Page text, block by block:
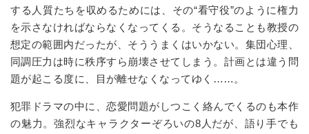
する人質たちを収めるためには、その“看守役”のように権力
を示さなければならなくなってくる。そうなることも教授の
想定の範囲内だったが、そううまくはいかない。集団心理、
同調圧力は時に秩序すら崩壊させてしまう。計画とは違う問
題が起こる度に、目が離せなくなってゆく……。
犯罪ドラマの中に、恋愛問題がしつこく絡んでくるのも本作
の魅力。強烈なキャラクターぞろいの8人だが、語り手でも